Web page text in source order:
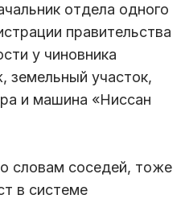
отдела одного
правительства
у чиновника
земельный участок,
и машина «Ниссан
словам соседей, тоже
в системе